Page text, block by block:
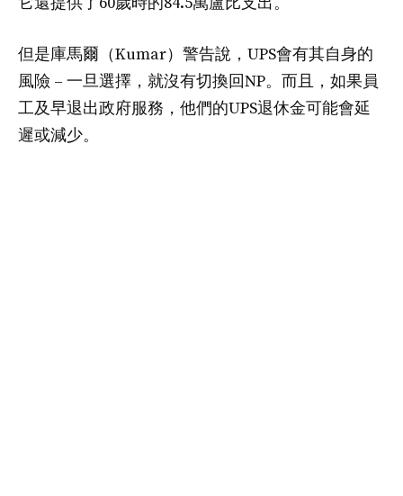
但是庫馬爾（Kumar）警告說，UPS會有其自身的
風險 – 一旦選擇，就沒有切換回NP。而且，如果員
工及早退出政府服務，他們的UPS退休金可能會延
遲或減少。